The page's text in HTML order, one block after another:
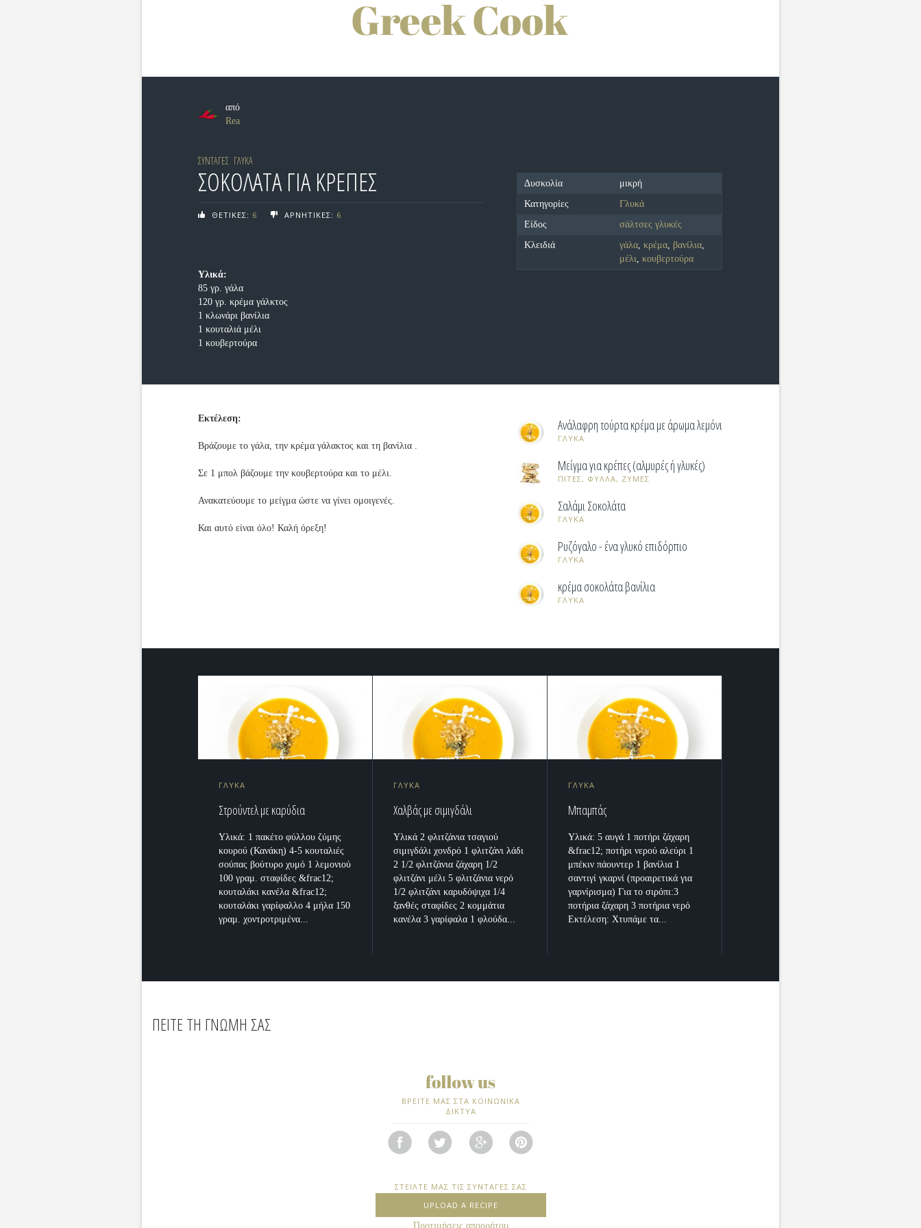
από
Rea
ΣΥΝΤΑΓΕΣ ΓΛΥΚΑ
ΣΟΚΟΛΑΤΑ ΓΙΑ ΚΡΕΠΕΣ
ΘΕΤΙΚΕΣ: 6 ΑΡΝΗΤΙΚΕΣ: 6
Υλικά:
85 γρ. γάλα
120 γρ. κρέμα γάλκτος
1 κλωνάρι βανίλια
1 κουταλιά μέλι
1 κουβερτούρα
Δυσκολία
μικρή
Κατηγορίες
Γλυκά
Είδος
σάλτσες γλυκές
Κλειδιά
γάλα,κρέμα, βανίλια,
μέλι,κουβερτούρα
Εκτέλεση:
Βράζουμε το γάλα, την κρέμα γάλακτος και τη βανίλια .
Σε 1 μπολ βάζουμε την κουβερτούρα και το μέλι.
Ανακατεύουμε το μείγμα ώστε να γίνει ομοιγενές.
Και αυτό είναι όλο! Καλή όρεξη!
Ανάλαφρη τούρτα κρέμα με άρωμα λεμόνι
ΓΛΥΚΑ
Μείγμα για κρέπες (αλμυρές ή γλυκές)
ΠΙΤΕΣ, ΦΥΛΛΑ, ΖΥΜΕΣ
Σαλάμι Σοκολάτα
ΓΛΥΚΑ
Ρυζόγαλο - ένα γλυκό επιδόρπιο
ΓΛΥΚΑ
κρέμα σοκολάτα βανίλια
ΓΛΥΚΑ
ΓΛΥΚΑ
Στρούντελ με καρύδια
Υλικά: 1 πακέτο φύλλου ζύμης
κουρού (Κανάκη) 4-5 κουταλιές
σούπας βούτυρο χυμό 1 λεμονιού
100 γραμ. σταφίδες &frac12;
κουταλάκι κανέλα &frac12;
κουταλάκι γαρίφαλλο 4 μήλα 150
γραμ. χοντροτριμένα...
ΓΛΥΚΑ
Χαλβάς με σιμιγδάλι
Υλικά 2 φλιτζάνια τσαγιού
σιμιγδάλι χονδρό 1 φλιτζάνι λάδι
2 1/2 φλιτζάνια ζάχαρη 1/2
φλιτζάνι μέλι 5 φλιτζάνια νερό
1/2 φλιτζάνι καρυδόψιχα 1/4
ξανθές σταφίδες 2 κομμάτια
κανέλα 3 γαρίφαλα 1 φλούδα...
ΓΛΥΚΑ
Μπαμπάς
Υλικά: 5 αυγά 1 ποτήρι ζάχαρη
&frac12; ποτήρι νερού αλεύρι 1
μπέκιν πάουντερ 1 βανίλια 1
σαντιγί γκαρνί (προαιρετικά για
γαρνίρισμα) Για το σιρόπι:3
ποτήρια ζάχαρη 3 ποτήρια νερό
Εκτέλεση: Χτυπάμε τα...
ΠΕΙΤΕ ΤΗ ΓΝΩΜΗ ΣΑΣ
ΒΡΕΙΤΕ ΜΑΣ ΣΤΑ ΚΟΙΝΩΝΙΚΑ
ΔΙΚΤΥΑ
ΣΤΕΙΛΤΕ ΜΑΣ ΤΙΣ ΣΥΝΤΑΓΕΣ ΣΑΣ
UPLOAD A RECIPE
Προτιμήσεις απορρήτου